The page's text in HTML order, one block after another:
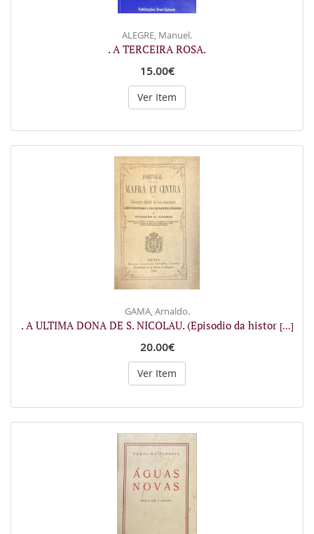
ALEGRE, Manuel.
. A TERCEIRA ROSA.
15.00€
Ver Item
GAMA, Arnaldo.
. A ULTIMA DONA DE S. NICOLAU. (Episodio da histor [...]
20.00€
Ver Item